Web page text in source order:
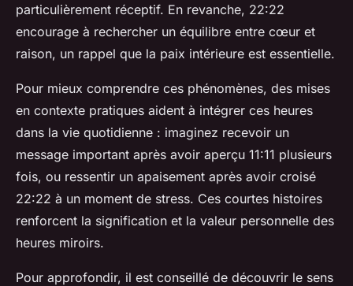
particulièrement réceptif. En revanche, 22:22
encourage à rechercher un équilibre entre cœur et
raison, un rappel que la paix intérieure est essentielle.
Pour mieux comprendre ces phénomènes, des mises
en contexte pratiques aident à intégrer ces heures
dans la vie quotidienne : imaginez recevoir un
message important après avoir aperçu 11:11 plusieurs
fois, ou ressentir un apaisement après avoir croisé
22:22 à un moment de stress. Ces courtes histoires
renforcent la signification et la valeur personnelle des
heures miroirs.
Pour approfondir, il est conseillé de découvrir le sens